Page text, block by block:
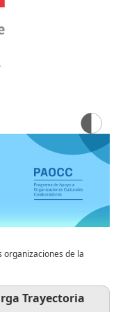
organizaciones de la
Trayectoria